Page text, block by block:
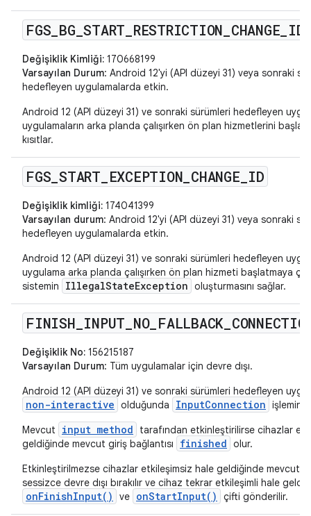
FGS BG _START RESTRICTION CHANGE ID
Değişiklik Kimliği: 170668199
Varsayılan Durum: Android 12'yi (API düzeyi 31) veya sonraki
hedefleyen uygulamalarda etkin.
Android 12 (API düzeyi 31) ve sonraki sürümleri hedefleyen
uygulamaların arka planda çalışırken ön plan hizmetlerini
kısıtlar.
FGS START EXCEPTION CHANGE ID
Değişiklik kimliği: 174041399
Varsayılan durum: Android 12'yi (API düzeyi 31) veya sonraki
hedefleyen uygulamalarda etkin.
Android 12 (API düzeyi 31) ve sonraki sürümleri hedefleyen
uygulama arka planda çalışırken ön plan hizmeti başlatmaya
sistemin
IllegalStateException oluşturmasını sağlar.
FINISH INPUT NO_ FALLBACK
Değişiklik No: 156215187
Varsayılan Durum: Tüm uygulamalar için devre dışı.
Android 12 (API düzeyi 31) ve sonraki sürümleri hedefleyen
non-interactive olduğunda InputConnection işlemini
Mevcut
input method
tarafından etkinleştirilirse cihazlar
geldiğinde mevcut giriş bağlantısı
finished olur.
Etkinleştirilmezse cihazlar etkileşimsiz hale geldiğinde mevcut
sessizce devre dışı bırakılır ve cihaz tekrar etkileşimli hale
onFinishInput() ve onStartInput() çifti gönderilir.